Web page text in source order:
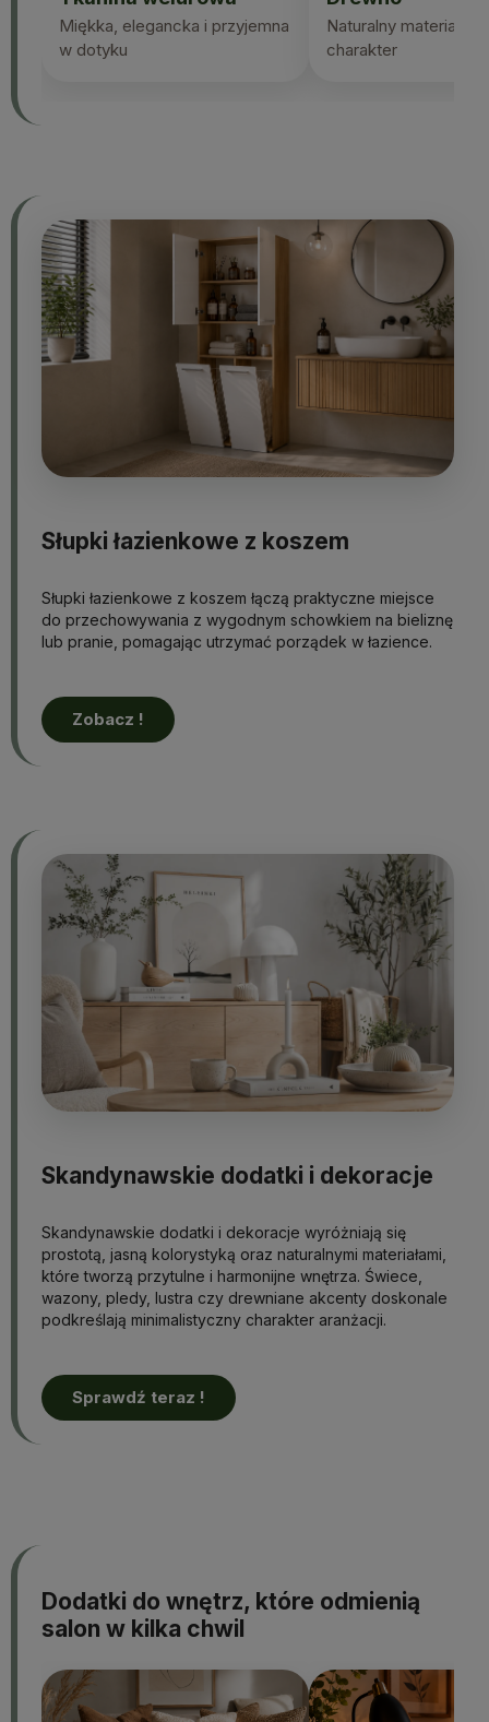
Miękka, elegancka i przyjemna
w dotyku
Naturalny materiał i
charakter
Słupki łazienkowe z koszem
Słupki łazienkowe z koszem łączą praktyczne miejsce
do przechowywania z wygodnym schowkiem na bieliznę
lub pranie, pomagając utrzymać porządek w łazience.
Zobacz !
Skandynawskie dodatki i dekoracje
Skandynawskie dodatki i dekoracje wyróżniają się
prostotą, jasną kolorystyką oraz naturalnymi materiałami,
które tworzą przytulne i harmonijne wnętrza. Świece,
wazony, pledy, lustra czy drewniane akcenty doskonale
podkreślają minimalistyczny charakter aranżacji.
Sprawdź teraz !
Dodatki do wnętrz, które odmienią
salon w kilka chwil